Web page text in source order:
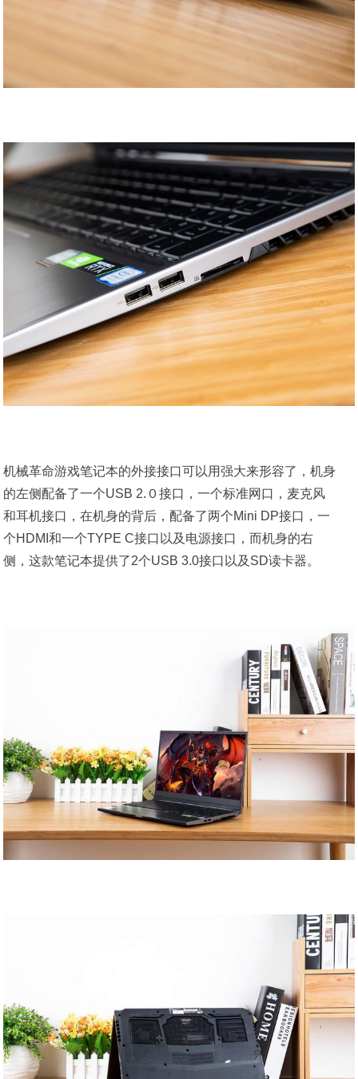
机械革命游戏笔记本的外接接口可以用强大来形容了，机身
的左侧配备了一个USB 2.０接口，一个标准网口，麦克风
和耳机接口，在机身的背后，配备了两个Mini DP接口，一
个HDMI和一个TYPE C接口以及电源接口，而机身的右
侧，这款笔记本提供了2个USB 3.0接口以及SD读卡器。